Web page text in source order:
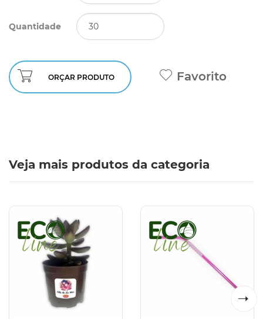
Quantidade
ORÇAR PRODUTO Favorito
Veja mais produtos da categoria